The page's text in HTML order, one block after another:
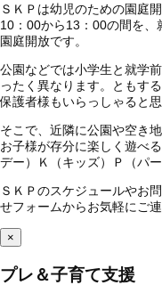
ＳＫＰは幼児のための園庭
10：00から13：00の間を、
園庭開放です。
公園などでは小学生と就学
ったく異なります。ともす
保護者様もいらっしゃると思
そこで、近隣に公園や空き
お子様が存分に楽しく遊べ
デー）Ｋ（キッズ）Ｐ（パ
ＳＫＰのスケジュールやお
せフォームからお気軽にご連
×
プレ＆子育て支援